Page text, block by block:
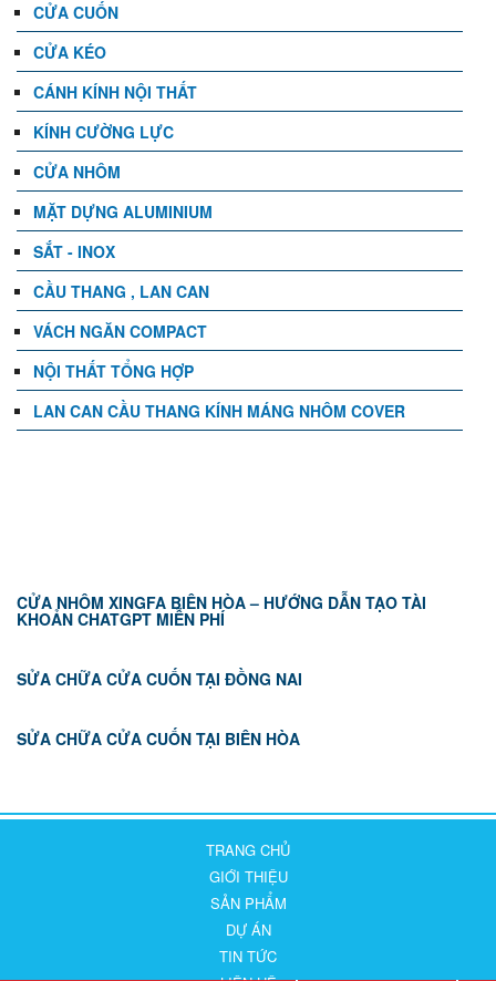
CỬA CUỐN
CỬA KÉO
CÁNH KÍNH NỘI THẤT
KÍNH CƯỜNG LỰC
CỬA NHÔM
MẶT DỰNG ALUMINIUM
SẮT - INOX
CẦU THANG , LAN CAN
VÁCH NGĂN COMPACT
NỘI THẤT TỔNG HỢP
LAN CAN CẦU THANG KÍNH MÁNG NHÔM COVER
CỬA NHÔM XINGFA BIÊN HÒA – HƯỚNG DẪN TẠO TÀI
KHOẢN CHATGPT MIỄN PHÍ
SỬA CHỮA CỬA CUỐN TẠI ĐỒNG NAI
SỬA CHỮA CỬA CUỐN TẠI BIÊN HÒA
TRANG CHỦ
GIỚI THIỆU
SẢN PHẨM
DỰ ÁN
TIN TỨC